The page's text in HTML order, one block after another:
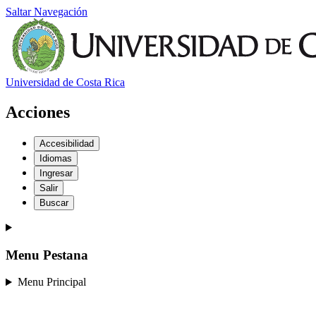
Saltar Navegación
Universidad de Costa Rica
Acciones
Accesibilidad
Idiomas
Ingresar
Salir
Buscar
Menu Pestana
Menu Principal